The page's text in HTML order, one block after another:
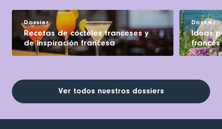
Dossier
Recetas de cócteles franceses y
de inspiración francesa
Dossier
Ideas
francés
Ver todos nuestros dossiers